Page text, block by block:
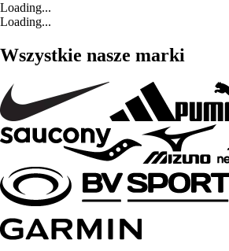
Loading...
Loading...
Wszystkie nasze marki